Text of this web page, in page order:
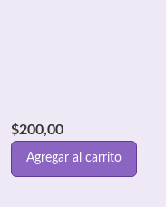
$200,00
Agregar al carrito